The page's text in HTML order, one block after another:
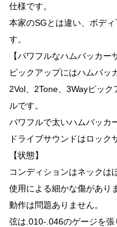
仕様です。
本家のSGとは違い、ボデ
す。
【パワフルなハムバッカー
ピックアップにはハムバッ
2Vol、2Tone、3Wayピッ
ルです。
パワフルで太いハムバッカ
ドライブサウンドはロック
【状態】
コンディションはネックは
使用による細かな傷があり
動作は問題ありません。
弦は.010-.046のゲージを張